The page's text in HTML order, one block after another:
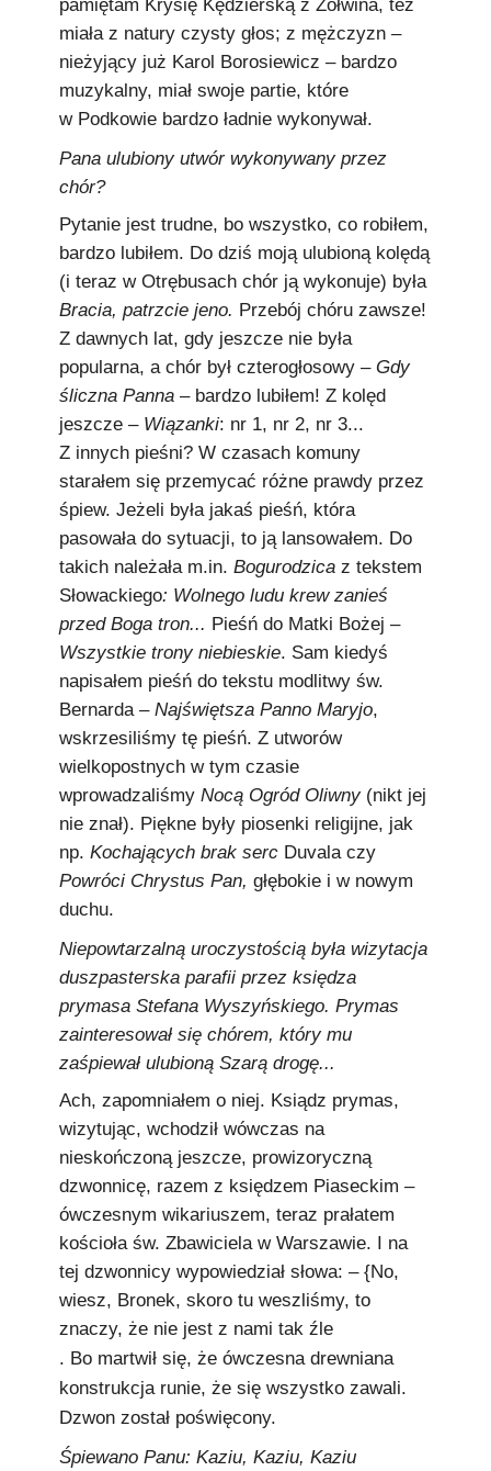
pamiętam Krysię Kędzierską z Żółwina, też
miała z natury czysty głos; z mężczyzn –
nieżyjący już Karol Borosiewicz – bardzo
muzykalny, miał swoje partie, które
w Podkowie bardzo ładnie wykonywał.
Pana ulubiony utwór wykonywany przez
chór?
Pytanie jest trudne, bo wszystko, co robiłem,
bardzo lubiłem. Do dziś moją ulubioną kolędą
(i teraz w Otrębusach chór ją wykonuje) była
Bracia, patrzcie jeno. Przebój chóru zawsze!
Z dawnych lat, gdy jeszcze nie była
popularna, a chór był czterogłosowy – Gdy
śliczna Panna – bardzo lubiłem! Z kolęd
jeszcze – Wiązanki: nr 1, nr 2, nr 3...
Z innych pieśni? W czasach komuny
starałem się przemycać różne prawdy przez
śpiew. Jeżeli była jakaś pieśń, która
pasowała do sytuacji, to ją lansowałem. Do
takich należała m.in. Bogurodzica z tekstem
Słowackiego: Wolnego ludu krew zanieś
przed Boga tron... Pieśń do Matki Bożej –
Wszystkie trony niebieskie. Sam kiedyś
napisałem pieśń do tekstu modlitwy św.
Bernarda – Najświętsza Panno Maryjo,
wskrzesiliśmy tę pieśń. Z utworów
wielkopostnych w tym czasie
wprowadzaliśmy Nocą Ogród Oliwny(nikt jej
nie znał). Piękne były piosenki religijne, jak
np. Kochających brak serc Duvala czy
Powróci Chrystus Pan, głębokie i w nowym
duchu.
Niepowtarzalną uroczystością była wizytacja
duszpasterska parafii przez księdza
prymasa Stefana Wyszyńskiego. Prymas
zainteresował się chórem, który mu
zaśpiewał ulubioną Szarą drogę...
Ach, zapomniałem o niej. Ksiądz prymas,
wizytując, wchodził wówczas na
nieskończoną jeszcze, prowizoryczną
dzwonnicę, razem z księdzem Piaseckim –
ówczesnym wikariuszem, teraz prałatem
kościoła św. Zbawiciela w Warszawie. I na
tej dzwonnicy wypowiedział słowa: – {No,
wiesz, Bronek, skoro tu weszliśmy, to
znaczy, że nie jest z nami tak źle
. Bo martwił się, że ówczesna drewniana
konstrukcja runie, że się wszystko zawali.
Dzwon został poświęcony.
Śpiewano Panu: Kaziu, Kaziu, Kaziu